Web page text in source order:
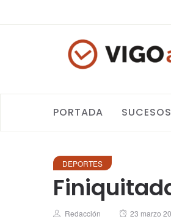
PORTADA SUCESOS
DEPORTES
Author
Redacción
Posted
23 marzo